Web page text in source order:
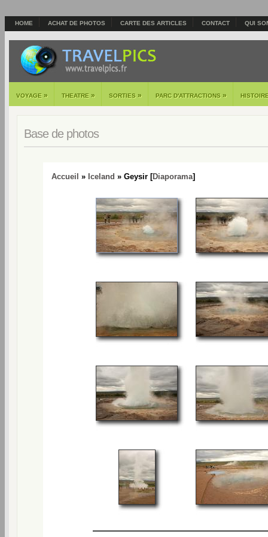
HOME ACHAT DE PHOTOS CARTE DES ARTICLES CONTACT QUI
VOYAGE » THEATRE » SORTIES » PARC D'ATTRACTIONS »
Base de photos
Accueil » Iceland » Geysir [Diaporama]